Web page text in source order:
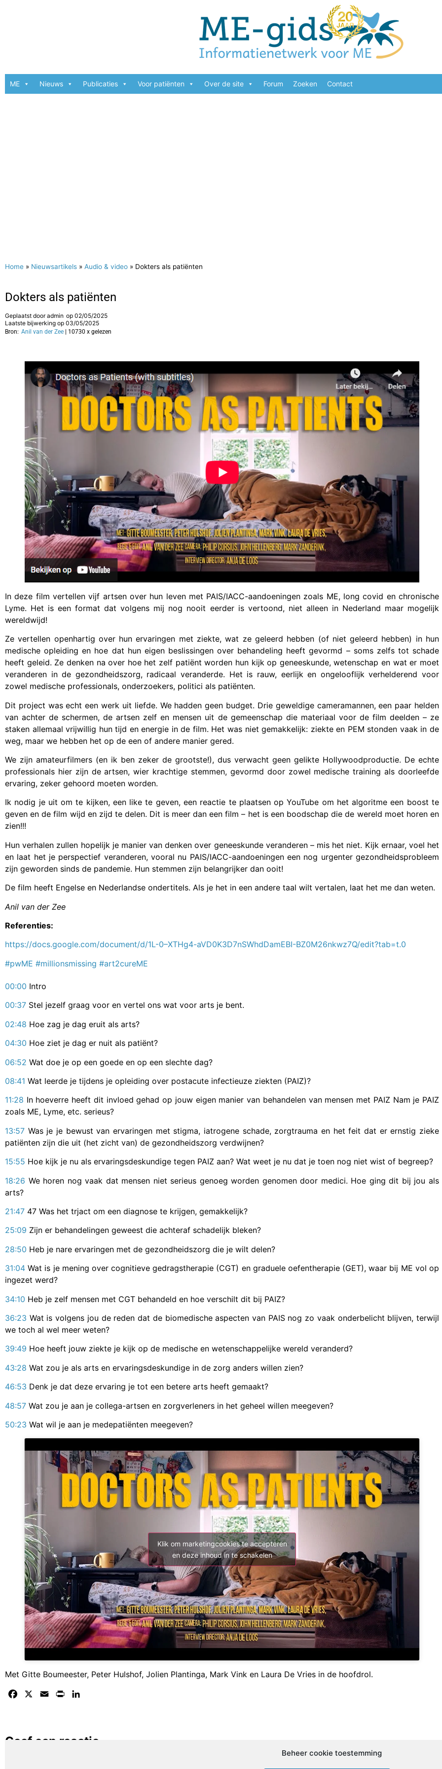
Beheer cookie toestemming
ME Nieuws Publicaties Voor patiënten Over de site Forum Zoeken Contact
Home » Nieuwsartikels » Audio & video » Dokters als patiënten
Dokters als patiënten
Geplaatst dooradmin op 02/05/2025
Laatste bijwerking op 03/05/2025
Bron: Anil van der Zee | 10730 x gelezen
In deze film vertellen vijf artsen over hun leven met PAIS/IACC-aandoeningen zoals ME, long covid en chronische
Lyme. Het is een format dat volgens mij nog nooit eerder is vertoond, niet alleen in Nederland maar mogelijk
wereldwijd!
Ze vertellen openhartig over hun ervaringen met ziekte, wat ze geleerd hebben (of niet geleerd hebben) in hun
medische opleiding en hoe dat hun eigen beslissingen over behandeling heeft gevormd – soms zelfs tot schade
heeft geleid. Ze denken na over hoe het zelf patiënt worden hun kijk op geneeskunde, wetenschap en wat er moet
veranderen in de gezondheidszorg, radicaal veranderde. Het is rauw, eerlijk en ongelooflijk verhelderend voor
zowel medische professionals, onderzoekers, politici als patiënten.
Dit project was echt een werk uit liefde. We hadden geen budget. Drie geweldige cameramannen, een paar helden
van achter de schermen, de artsen zelf en mensen uit de gemeenschap die materiaal voor de film deelden – ze
staken allemaal vrijwillig hun tijd en energie in de film. Het was niet gemakkelijk: ziekte en PEM stonden vaak in de
weg, maar we hebben het op de een of andere manier gered.
We zijn amateurfilmers (en ik ben zeker de grootste!), dus verwacht geen gelikte Hollywoodproductie. De echte
professionals hier zijn de artsen, wier krachtige stemmen, gevormd door zowel medische training als doorleefde
ervaring, zeker gehoord moeten worden.
Ik nodig je uit om te kijken, een like te geven, een reactie te plaatsen op YouTube om het algoritme een boost te
geven en de film wijd en zijd te delen. Dit is meer dan een film – het is een boodschap die de wereld moet horen en
zien!!!
Hun verhalen zullen hopelijk je manier van denken over geneeskunde veranderen – mis het niet. Kijk ernaar, voel het
en laat het je perspectief veranderen, vooral nu PAIS/IACC-aandoeningen een nog urgenter gezondheidsprobleem
zijn geworden sinds de pandemie. Hun stemmen zijn belangrijker dan ooit!
De film heeft Engelse en Nederlandse ondertitels. Als je het in een andere taal wilt vertalen, laat het me dan weten.
Anil van der Zee
Referenties:
https://docs.google.com/document/d/1L-0–XTHg4-aVD0K3D7nSWhdDamEBI-BZ0M26nkwz7Q/edit?tab=t.0
#pwME #millionsmissing #art2cureME
00:00 Intro
00:37 Stel jezelf graag voor en vertel ons wat voor arts je bent.
02:48 Hoe zag je dag eruit als arts?
04:30 Hoe ziet je dag er nuit als patiënt?
06:52 Wat doe je op een goede en op een slechte dag?
08:41 Wat leerde je tijdens je opleiding over postacute infectieuze ziekten (PAIZ)?
11:28 In hoeverre heeft dit invloed gehad op jouw eigen manier van behandelen van mensen met PAIZ Nam je PAIZ
zoals ME, Lyme, etc. serieus?
13:57 Was je je bewust van ervaringen met stigma, iatrogene schade, zorgtrauma en het feit dat er ernstig zieke
patiënten zijn die uit (het zicht van) de gezondheidszorg verdwijnen?
15:55 Hoe kijk je nu als ervaringsdeskundige tegen PAIZ aan? Wat weet je nu dat je toen nog niet wist of begreep?
18:26 We horen nog vaak dat mensen niet serieus genoeg worden genomen door medici. Hoe ging dit bij jou als
arts?
21:47 47 Was het trjact om een diagnose te krijgen, gemakkelijk?
25:09 Zijn er behandelingen geweest die achteraf schadelijk bleken?
28:50 Heb je nare ervaringen met de gezondheidszorg die je wilt delen?
31:04 Wat is je mening over cognitieve gedragstherapie (CGT) en graduele oefentherapie (GET), waar bij ME vol op
ingezet werd?
34:10 Heb je zelf mensen met CGT behandeld en hoe verschilt dit bij PAIZ?
36:23 Wat is volgens jou de reden dat de biomedische aspecten van PAIS nog zo vaak onderbelicht blijven, terwijl
we toch al wel meer weten?
39:49 Hoe heeft jouw ziekte je kijk op de medische en wetenschappelijke wereld veranderd?
43:28 Wat zou je als arts en ervaringsdeskundige in de zorg anders willen zien?
46:53 Denk je dat deze ervaring je tot een betere arts heeft gemaakt?
48:57 Wat zou je aan je collega-artsen en zorgverleners in het geheel willen meegeven?
50:23 Wat wil je aan je medepatiënten meegeven?
Klik om marketingcookies te accepteren
en deze inhoud in te schakelen
Met Gitte Boumeester, Peter Hulshof, Jolien Plantinga, Mark Vink en Laura De Vries in de hoofdrol.
Facebook Email Print
Geef een reactie